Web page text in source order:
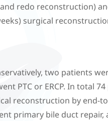
redo reconstruction)
surgical
two patients
PTC or ERCP. In total
reconstruction by end-
primary bile duct